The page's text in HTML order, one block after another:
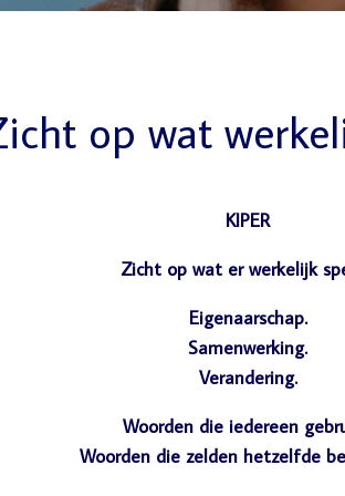
op wat
KIPER
Zicht op wat er werkelijk
Eigenaarschap.
Samenwerking.
Verandering.
Woorden die iedereen
Woorden die zelden hetzelfde